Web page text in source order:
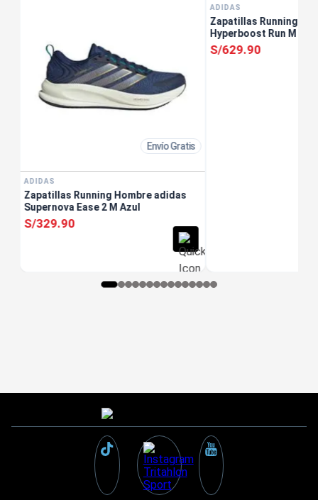
Envío Gratis
ADIDAS
Zapatillas Running Hombre adidas
Supernova Ease 2 M Azul
S/329.90
ADIDAS
Zapatillas Running
Hyperboost Run M
S/629.90